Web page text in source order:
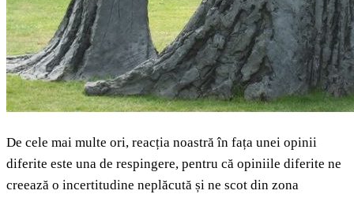
De cele mai multe ori, reacția noastră în fața unei opinii
diferite este una de respingere, pentru că opiniile diferite ne
creează o incertitudine neplăcută și ne scot din zona